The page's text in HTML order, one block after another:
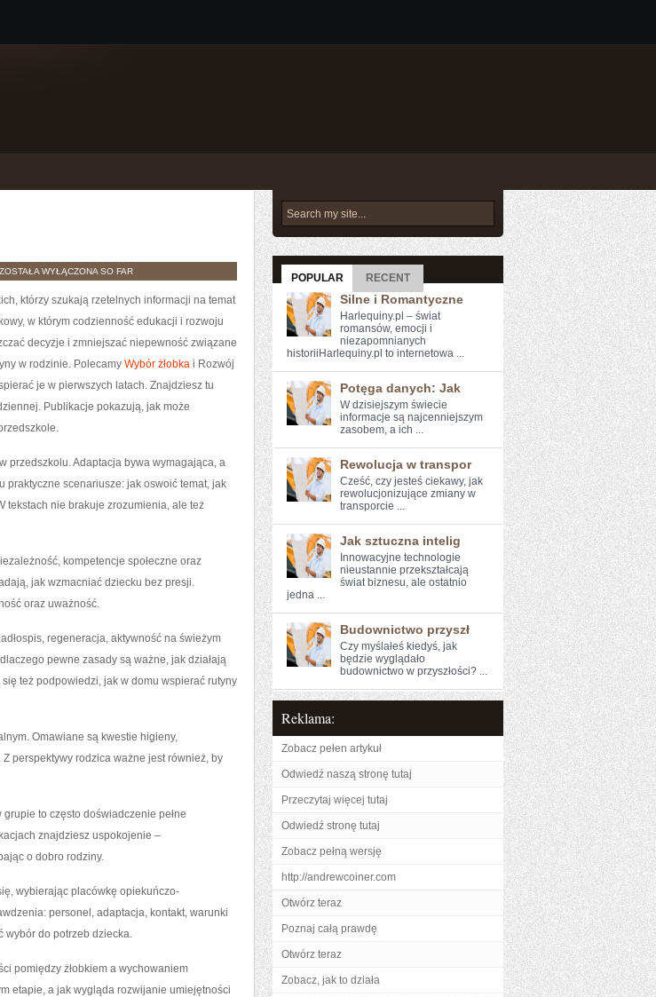
WYBÓR
ZOSTAŁA WYŁĄCZONA SO FAR
którzy szukają rzetelnych informacji na temat
w którym codzienność edukacji i rozwoju
decyzje i zmniejszać niepewność związane
w rodzinie. Polecamy Wybór żłobka i Rozwój
je w pierwszych latach. Znajdziesz tu
Publikacje pokazują, jak może
przedszkolu. Adaptacja bywa wymagająca, a
scenariusze: jak oswoić temat, jak
tekstach nie brakuje zrozumienia, ale też
kompetencje społeczne oraz
jak wzmacniać dziecku bez presji.
oraz uważność.
regeneracja, aktywność na świeżym
pewne zasady są ważne, jak działają
też podpowiedzi, jak w domu wspierać rutyny
Omawiane są kwestie higieny,
perspektywy rodzica ważne jest również, by
to często doświadczenie pełne
znajdziesz uspokojenie –
o dobro rodziny.
wybierając placówkę opiekuńczo-
personel, adaptacja, kontakt, warunki
wybór do potrzeb dziecka.
pomiędzy żłobkiem a wychowaniem
etapie, a jak wygląda rozwijanie umiejętności
POPULAR RECENT
Silne i Romantyczne
Harlequiny.pl – świat
romansów, emocji i
niezapomnianych
historiiHarlequiny.pl to internetowa ...
Potęga danych: Jak
W dzisiejszym świecie
informacje są najcenniejszym⁣
zasobem, a ich ...
Rewolucja w transpor
Cześć, czy jesteś ciekawy, ⁤jak⁢
rewolucjonizujące‍ zmiany⁢ w
transporcie​ ...
Jak sztuczna intelig
Innowacyjne technologie
nieustannie przekształcają
świat biznesu, ale ostatnio
jedna ...
Budownictwo przyszł
Czy myślałeś kiedyś, jak
⁢będzie wyglądało
budownictwo w przyszłości? ...
Reklama:
Zobacz pełen artykuł
Odwiedź naszą stronę tutaj
Przeczytaj więcej tutaj
Odwiedź stronę tutaj
Zobacz pełną wersję
http://andrewcoiner.com
Otwórz teraz
Poznaj całą prawdę
Otwórz teraz
Zobacz, jak to działa